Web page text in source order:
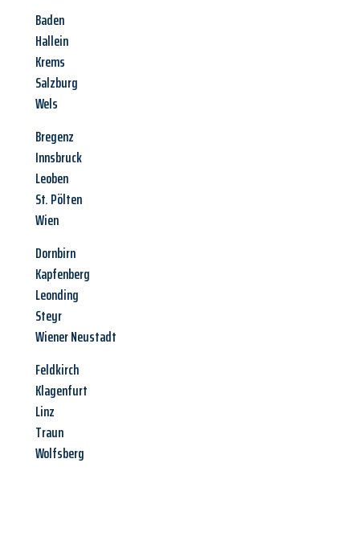
Baden
Hallein
Krems
Salzburg
Wels
Bregenz
Innsbruck
Leoben
St. Pölten
Wien
Dornbirn
Kapfenberg
Leonding
Steyr
Wiener Neustadt
Feldkirch
Klagenfurt
Linz
Traun
Wolfsberg